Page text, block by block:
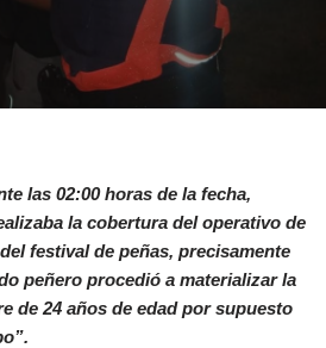
las 02:00 horas de la fecha,
la cobertura del operativo de
festival de peñas, precisamente
peñero procedió a materializar la
de 24 años de edad por supuesto